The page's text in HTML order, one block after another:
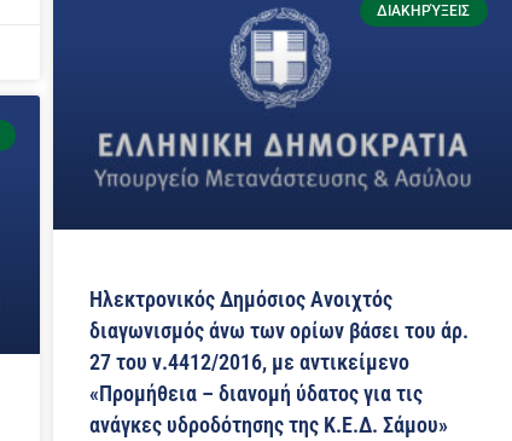
ΔΙΑΚΗΡΎΞΕΙΣ
Ηλεκτρονικός Δημόσιος Ανοιχτός
διαγωνισμός άνω των ορίων βάσει του άρ.
27 του ν.4412/2016, με αντικείμενο
«Προμήθεια – διανομή ύδατος για τις
ανάγκες υδροδότησης της Κ.Ε.Δ. Σάμου»